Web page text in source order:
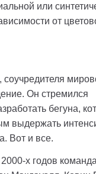
или
от
Он стремился
бегуна,
выдержать
Вот и все.
х годов